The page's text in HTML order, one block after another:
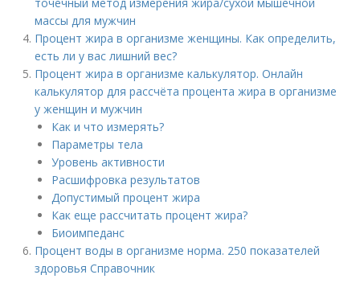
массы для мужчин
Процент жира в организме женщины. Как определить,
есть ли у вас лишний вес?
Процент жира в организме калькулятор. Онлайн
калькулятор для рассчёта процента жира в организме
у женщин и мужчин
Как и что измерять?
Параметры тела
Уровень активности
Расшифровка результатов
Допустимый процент жира
Как еще рассчитать процент жира?
Биоимпеданс
Процент воды в организме норма. 250 показателей
здоровья Справочник